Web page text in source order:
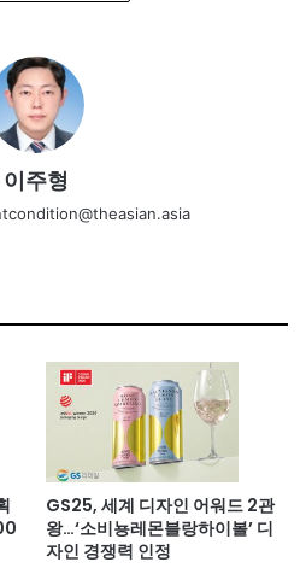
이주형
GS25, 세계 디자인 어워드 2관
왕…‘소비뇽레몬블랑하이볼’ 디
자인 경쟁력 인정